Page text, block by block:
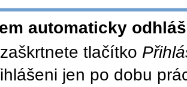
automaticky
tlačítko
jen po dobu